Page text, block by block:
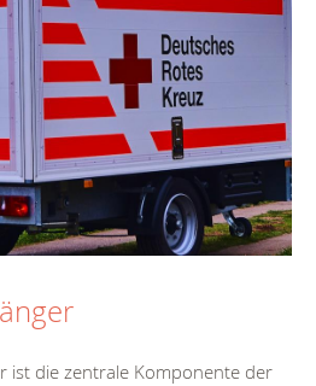
ist die zentrale Komponente der